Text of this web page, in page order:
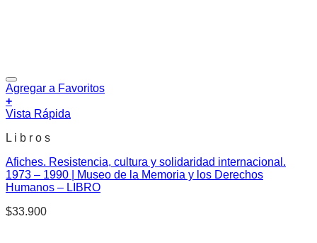
Agregar a Favoritos
+
Vista Rápida
L i b r o s
Afiches. Resistencia, cultura y solidaridad internacional.
1973 – 1990 | Museo de la Memoria y los Derechos
Humanos – LIBRO
$33.900